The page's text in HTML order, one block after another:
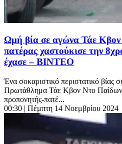
Ωμή βία σε αγώνα Τάε
πατέρας χαστούκισε την
έχασε – ΒΙΝΤΕΟ
Ένα σοκαριστικό περιστατικό βίας
Πρωτάθλημα Τάε Κβον Ντο Παίδων
προπονητής-πατέ...
00:30 | Πέμπτη 14 Νοεμβρίου 2024